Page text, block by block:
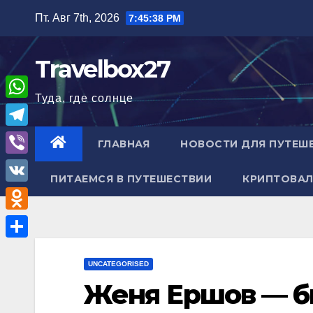
содержимому
Пт. Авг 7th, 2026 7:45:39 PM
Travelbox27
Туда, где солнце
ГЛАВНАЯ НОВОСТИ ДЛЯ
ПИТАЕМСЯ В ПУТЕШЕСТВИИ
UNCATEGORISED
Женя Ершов —
W
h
a
A
T
e
l
e
g
V
i
b
e
V
K
O